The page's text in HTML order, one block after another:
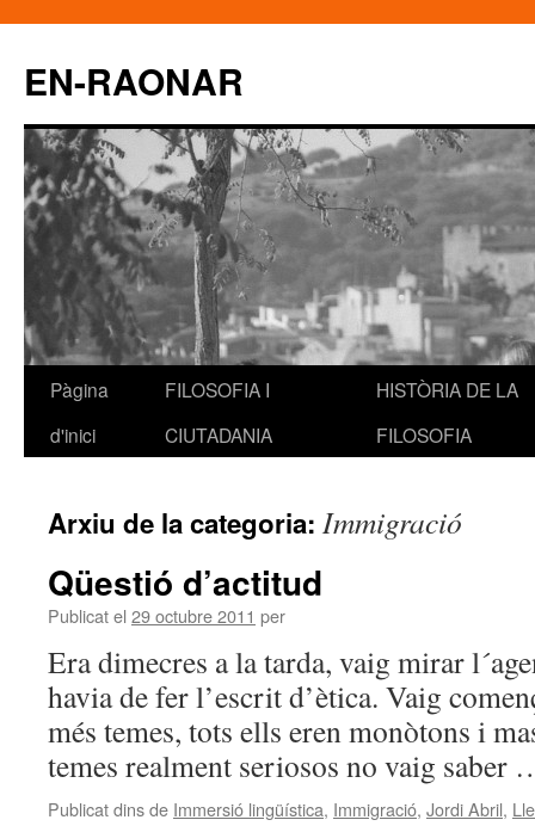
EN-RAONAR
Vés
Pàgina
d'inici
FILOSOFIA I
CIUTADANIA
HISTÒRIA DE LA
FILOSOFIA
Arxiu de la categoria: Immigració
Qüestió d’actitud
Publicat el 29 octubre 2011 per
Era dimecres a la tarda, vaig mirar
havia de fer l’escrit d’ètica. Vaig
més temes, tots ells eren monòtons i
temes realment seriosos no vaig
Publicat dins de Immersió lingüística, Immigració, Jordi Abril,